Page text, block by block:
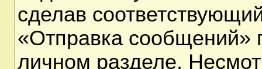
сделав
«Отправка сообщений»
личном разделе.